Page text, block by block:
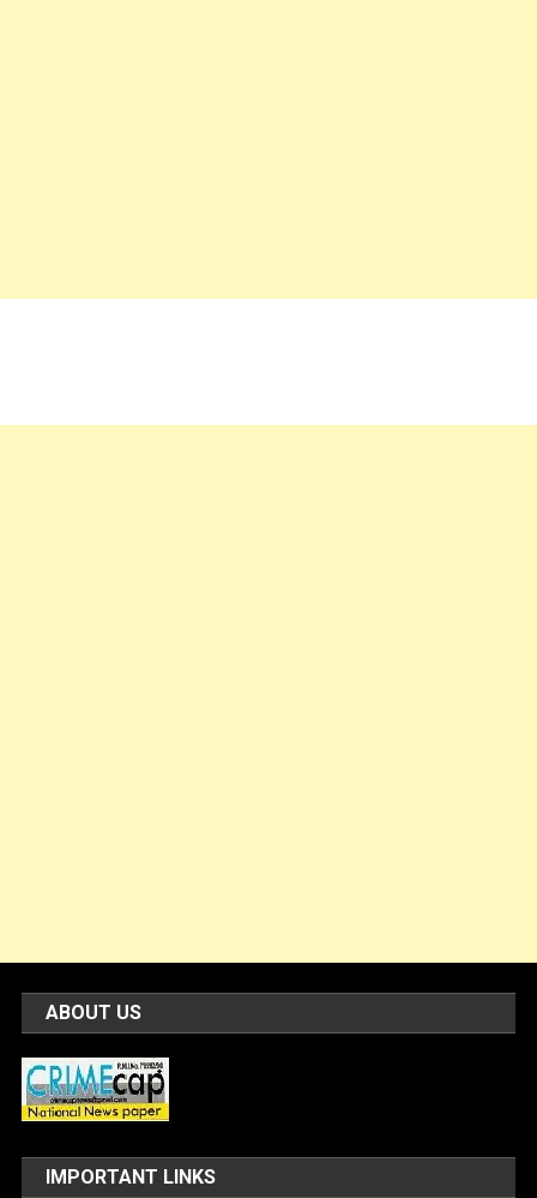
ABOUT US
IMPORTANT LINKS